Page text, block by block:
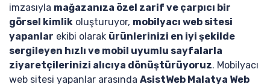
imzasıyla mağazanıza özel zarif ve çarpıcı bir
görsel kimlik oluşturuyor, mobilyacı web sitesi
yapanlar ekibi olarak ürünlerinizi en iyi şekilde
sergileyen hızlı ve mobil uyumlu sayfalarla
ziyaretçilerinizi alıcıya dönüştürüyoruz. Mobilyacı
web sitesi yapanlar arasında AsistWeb Malatya Web